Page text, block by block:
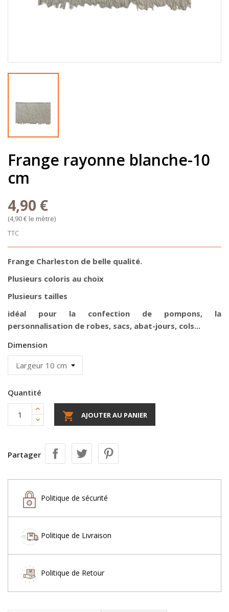
Frange rayonne blanche-10
cm
4,90 €
(4,90 € le mètre)
TTC
Frange Charleston de belle qualité.
Plusieurs coloris au choix
Plusieurs tailles
idéal pour la confection de pompons, la
personnalisation de robes, sacs, abat-jours, cols...
Dimension
Quantité
 AJOUTER AU PANIER
Partager
Politique de sécurité
Politique de Livraison
Politique de Retour